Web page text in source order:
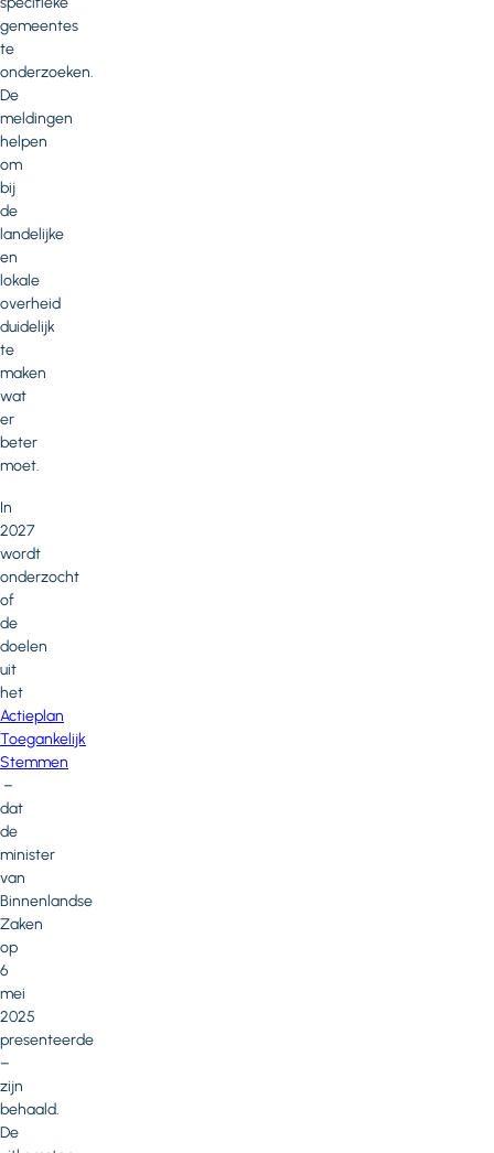
gemeentes
te
onderzoeken.
De
meldingen
helpen
om
bij
de
landelijke
en
lokale
overheid
duidelijk
te
maken
wat
er
beter
moet.
In
2027
wordt
onderzocht
of
de
doelen
uit
het
Actieplan
Toegankelijk
Stemmen
–
dat
de
minister
van
Binnenlandse
Zaken
op
6
mei
2025
presenteerde
–
zijn
behaald.
De